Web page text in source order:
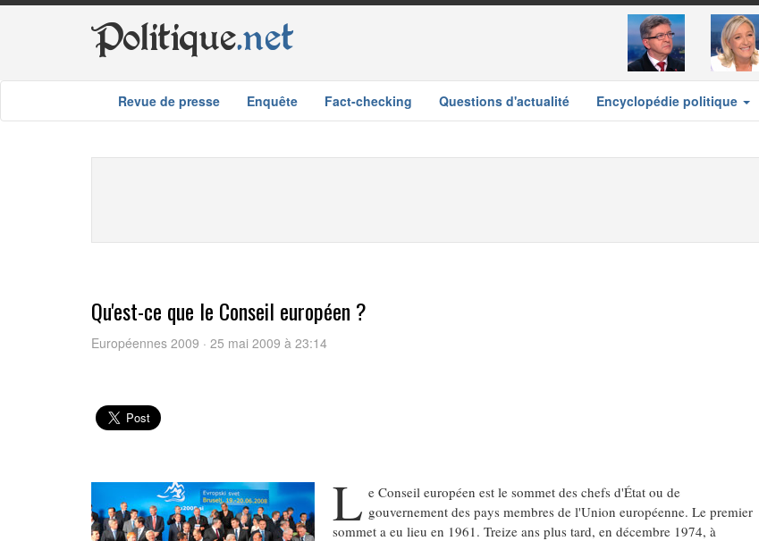
Politique.net
Revue de presse Enquête Fact-checking Questions d'actualité Encyclopédie politique
Qu'est-ce que le Conseil européen ?
Européennes 2009 · 25 mai 2009 à 23:14
L e Conseil européen est le sommet des chefs d'État ou de
gouvernement des pays membres de l'Union européenne. Le premier
sommet a eu lieu en 1961. Treize ans plus tard, en décembre 1974, à